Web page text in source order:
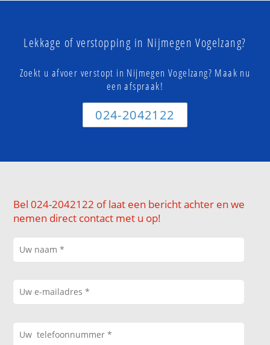
Lekkage of verstopping in Nijmegen Vogelzang?
Zoekt u afvoer verstopt in Nijmegen Vogelzang? Maak nu
een afspraak!
024-2042122
Bel 024-2042122 of laat een bericht achter en we
nemen direct contact met u op!